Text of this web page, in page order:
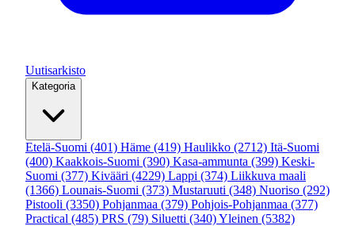
Uutisarkisto
Kategoria
Etelä-Suomi (401) Häme (419) Haulikko (2712) Itä-Suomi
(400) Kaakkois-Suomi (390) Kasa-ammunta (399) Keski-
Suomi (377) Kivääri (4229) Lappi (374) Liikkuva maali
(1366) Lounais-Suomi (373) Mustaruuti (348) Nuoriso (292)
Pistooli (3350) Pohjanmaa (379) Pohjois-Pohjanmaa (377)
Practical (485) PRS (79) Siluetti (340)Yleinen (5382)